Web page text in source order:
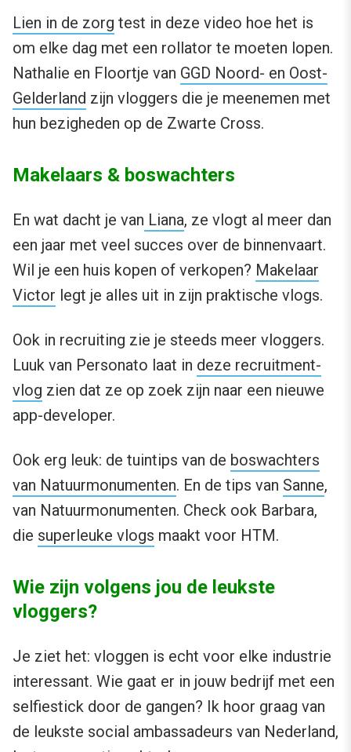
Lien in de zorg test in deze video hoe het is
om elke dag met een rollator te moeten lopen.
Nathalie en Floortje van GGD Noord- en Oost-
Gelderland zijn vloggers die je meenemen met
hun bezigheden op de Zwarte Cross.
Makelaars & boswachters
En wat dacht je van Liana, ze vlogt al meer dan
een jaar met veel succes over de binnenvaart.
Wil je een huis kopen of verkopen? Makelaar
Victor legt je alles uit in zijn praktische vlogs.
Ook in recruiting zie je steeds meer vloggers.
Luuk van Personato laat in deze recruitment-
vlog zien dat ze op zoek zijn naar een nieuwe
app-developer.
Ook erg leuk: de tuintips van de boswachters
van Natuurmonumenten. En de tips van Sanne,
van Natuurmonumenten. Check ook Barbara,
die superleuke vlogs maakt voor HTM.
Wie zijn volgens jou de leukste
vloggers?
Je ziet het: vloggen is echt voor elke industrie
interessant. Wie gaat er in jouw bedrijf met een
selfiestick door de gangen? Ik hoor graag van
de leukste social ambassadeurs van Nederland,